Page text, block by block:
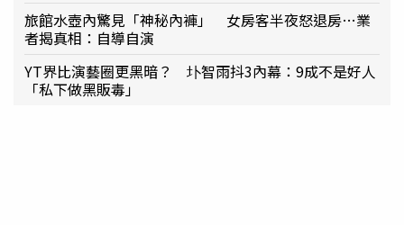
旅館水壺內驚見「神秘內褲」 女房客半夜怒退房…業
者揭真相：自導自演
YT界比演藝圈更黑暗？ 圤智雨抖3內幕：9成不是好人
「私下做黑販毒」